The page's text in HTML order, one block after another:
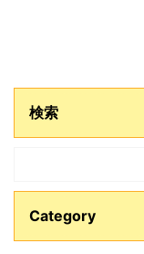
検索
Category